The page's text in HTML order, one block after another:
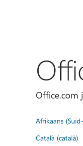
Office.com
Afrikaans
Català (català)